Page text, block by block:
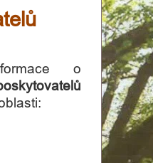
o